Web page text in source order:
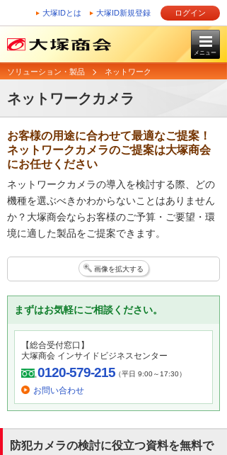
大塚IDとは 大塚ID新規登録 ログイン
メニュー
ソリューション・製品 ネットワーク
ネットワークカメラ
お客様の用途に合わせて最適なご提案！
ネットワークカメラのご提案は大塚商会
にお任せください
ネットワークカメラの導入を検討する際、どの
機種を選ぶべきかわからないことはありません
か？大塚商会ならお客様のご予算・ご要望・環
境に適した製品をご提案できます。
画像を拡大する
まずはお気軽にご相談ください。
【総合受付窓口】
大塚商会 インサイドビジネスセンター
0120-579-215（平日 9:00～17:30）
お問い合わせ
防犯カメラの検討に役立つ資料を無料で